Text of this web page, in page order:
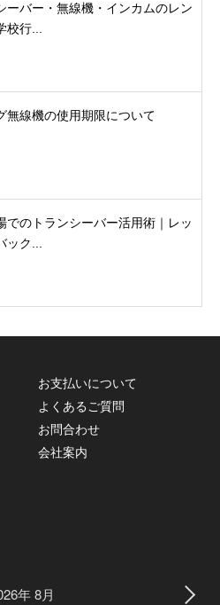
ーバー・無線機・インカムのレン
校行...
無線機の使用期限について
でのトランシーバー活用術｜レッ
ック...
お支払いについて
よくあるご質問
お問合わせ
会社案内
年 8月